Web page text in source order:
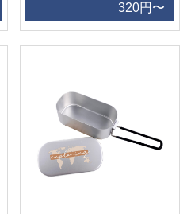
320円〜